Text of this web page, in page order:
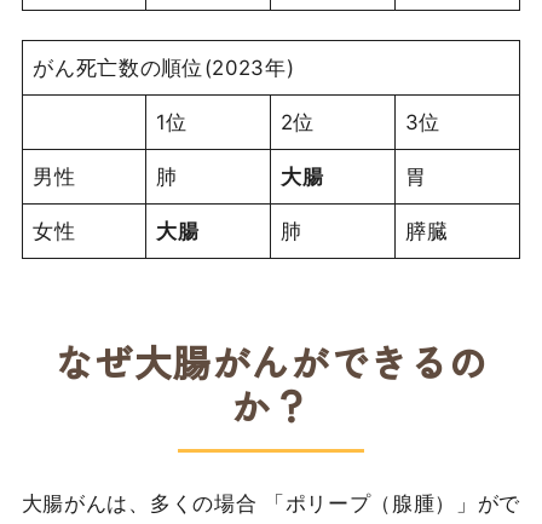
がん死亡数の順位(2023年)
1位 2位 3位
男性 肺 大腸 胃
女性 大腸 肺 膵臓
なぜ大腸がんができるの
か？
大腸がんは、多くの場合 「ポリープ（腺腫）」がで